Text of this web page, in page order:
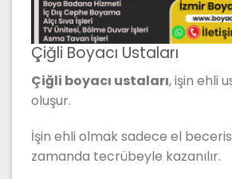
Çiğli Boyacı Ustaları
Çiğli boyacı ustaları, işin ehli
oluşur.
İşin ehli olmak sadece el
zamanda tecrübeyle kazanılır.